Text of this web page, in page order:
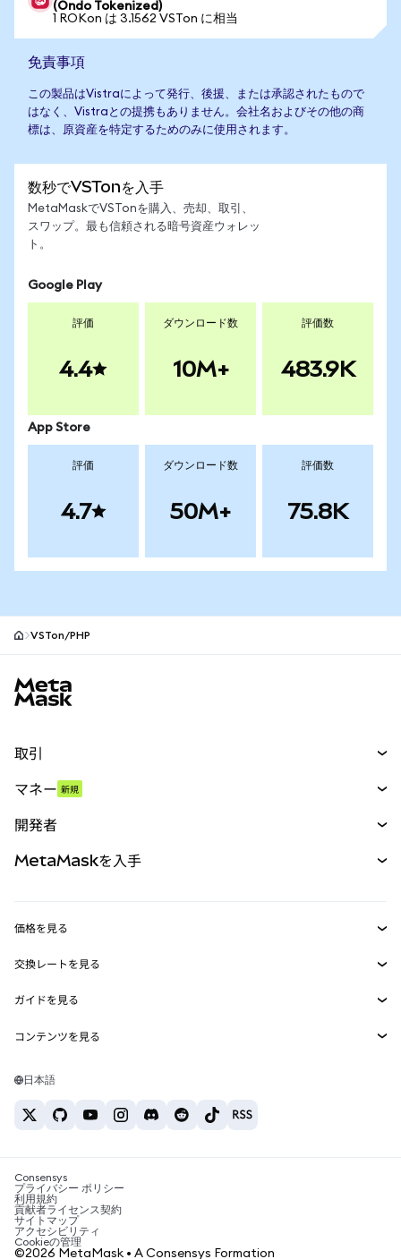
(Ondo Tokenized)
1 ROKon は 3.1562 VSTon に相当
免責事項
この製品はVistraによって発行、後援、または承認されたもので
はなく、Vistraとの提携もありません。会社名およびその他の商
標は、原資産を特定するためのみに使用されます。
数秒でVSTonを入手
MetaMaskでVSTonを購入、売却、取引、
スワップ。最も信頼される暗号資産ウォレッ
ト。
Google Play
評価
4.4
ダウンロード数
10M+
評価数
483.9K
App Store
評価
4.7
ダウンロード数
50M+
評価数
75.8K
VSTon/PHP
取引
パーペチュアル
RWA
マネー 新規
開発者
MetaMask Connect
Snaps
Web3サービス
MetaMaskを入手
セキュリティ
サポート
キャリア
お問い合わせ
価格を見る
イーサリアムの価格
Solanaの価格
Tetherの価格
交換レートを見る
ETH→USD
USDT→INR
BTC→INR
ETH→USDT
ガイドを見る
ETHの購入
USDTの購入
SHIBの購入
BNBの購入
コンテンツを見る
Solanaウォレット
税制関連ニュース
暗号資産の購入方法は？
ビットコインを売るには？
日本語
Consensys
プライバシー ポリシー
利用規約
貢献者ライセンス契約
サイトマップ
アクセシビリティ
Cookieの管理
©2026 MetaMask • A Consensys Formation